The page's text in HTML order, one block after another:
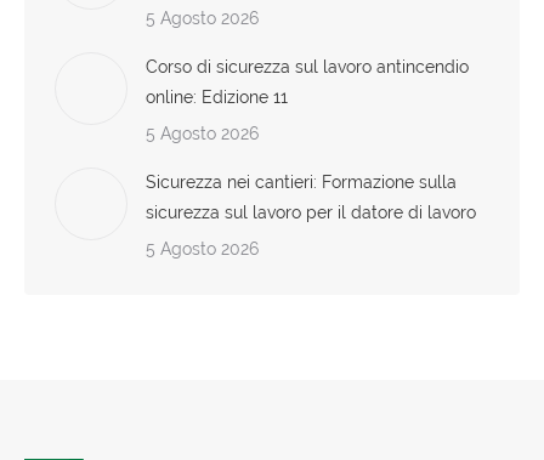
5 Agosto 2026
Corso di sicurezza sul lavoro antincendio
online: Edizione 11
5 Agosto 2026
Sicurezza nei cantieri: Formazione sulla
sicurezza sul lavoro per il datore di lavoro
5 Agosto 2026